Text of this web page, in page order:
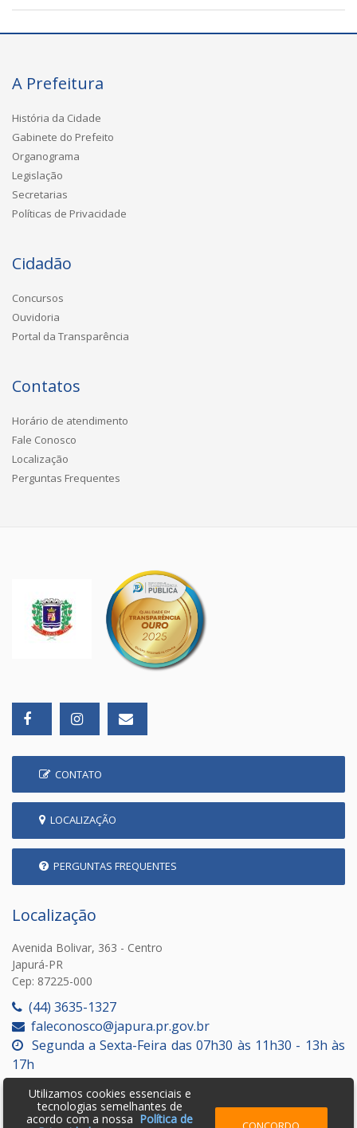
A Prefeitura
História da Cidade
Gabinete do Prefeito
Organograma
Legislação
Secretarias
Políticas de Privacidade
Cidadão
Concursos
Ouvidoria
Portal da Transparência
Contatos
Horário de atendimento
Fale Conosco
Localização
Perguntas Frequentes
CONTATO
LOCALIZAÇÃO
PERGUNTAS FREQUENTES
Localização
Avenida Bolivar, 363 - Centro
Japurá-PR
Cep: 87225-000
(44) 3635-1327
faleconosco@japura.pr.gov.br
Segunda a Sexta-Feira das 07h30 às 11h30 - 13h às
17h
Utilizamos cookies essenciais e
tecnologias semelhantes de
acordo com a nossa Política de